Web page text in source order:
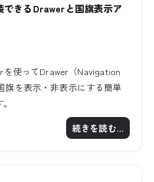
きるDrawerと国旗表示ア
使ってDrawer（Navigation
旗を表示・非表示にする簡単
続きを読む…